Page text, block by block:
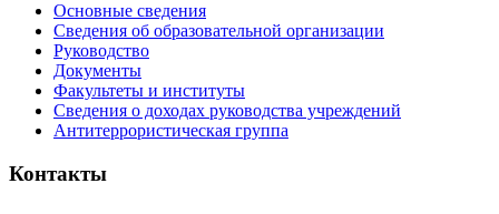
Основные сведения
Сведения об образовательной организации
Руководство
Документы
Факультеты и институты
Сведения о доходах руководства учреждений
Антитеррористическая группа
Контакты